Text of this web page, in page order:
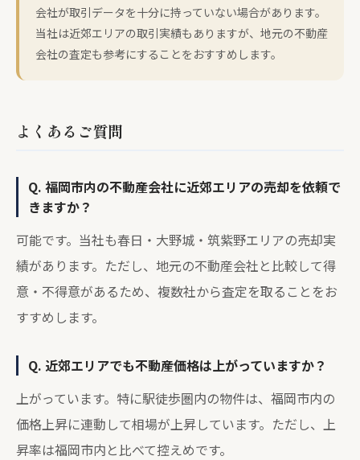
会社が取引データを十分に持っていない場合があります。
当社は近郊エリアの取引実績もありますが、地元の不動産
会社の査定も参考にすることをおすすめします。
よくあるご質問
Q. 福岡市内の不動産会社に近郊エリアの売却を依頼で
きますか？
可能です。当社も春日・大野城・筑紫野エリアの売却実
績があります。ただし、地元の不動産会社と比較して得
意・不得意があるため、複数社から査定を取ることをお
すすめします。
Q. 近郊エリアでも不動産価格は上がっていますか？
上がっています。特に駅徒歩圏内の物件は、福岡市内の
価格上昇に連動して相場が上昇しています。ただし、上
昇率は福岡市内と比べて控えめです。